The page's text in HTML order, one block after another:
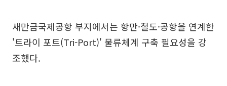
새만금국제공항 부지에서는 항만·철도·공항을 연계한
'트라이 포트(Tri-Port)' 물류체계 구축 필요성을 강
조했다.